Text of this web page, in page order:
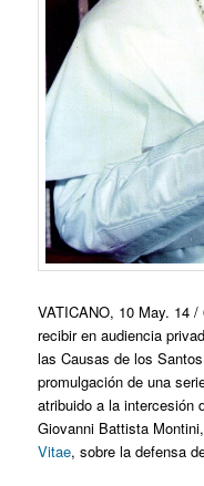
VATICANO, 10 May. 14 /
recibir en audiencia
las Causas de los
promulgación de una
atribuido a la intercesión
Giovanni Battista
Vitae, sobre la defensa